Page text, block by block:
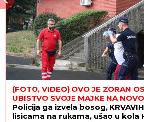
(FOTO, VIDEO) OVO JE ZORAN
UBISTVO SVOJE MAJKE NA
Policija ga izvela bosog,
lisicama na rukama, ušao u kola